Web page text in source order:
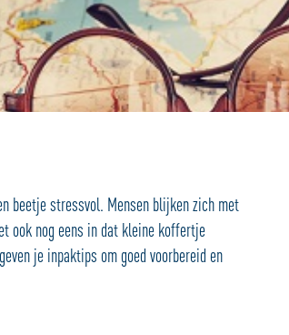
beetje stressvol. Mensen blijken zich met
ook nog eens in dat kleine koffertje
je inpaktips om goed voorbereid en